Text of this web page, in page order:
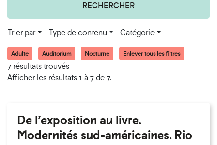
RECHERCHER
Trier par Type de contenu Catégorie
Adulte Auditorium Nocturne Enlever tous les filtres
7 résultats trouvés
Afficher les résultats 1 à 7 de 7.
De l’exposition au livre.
Modernités sud-américaines. Rio